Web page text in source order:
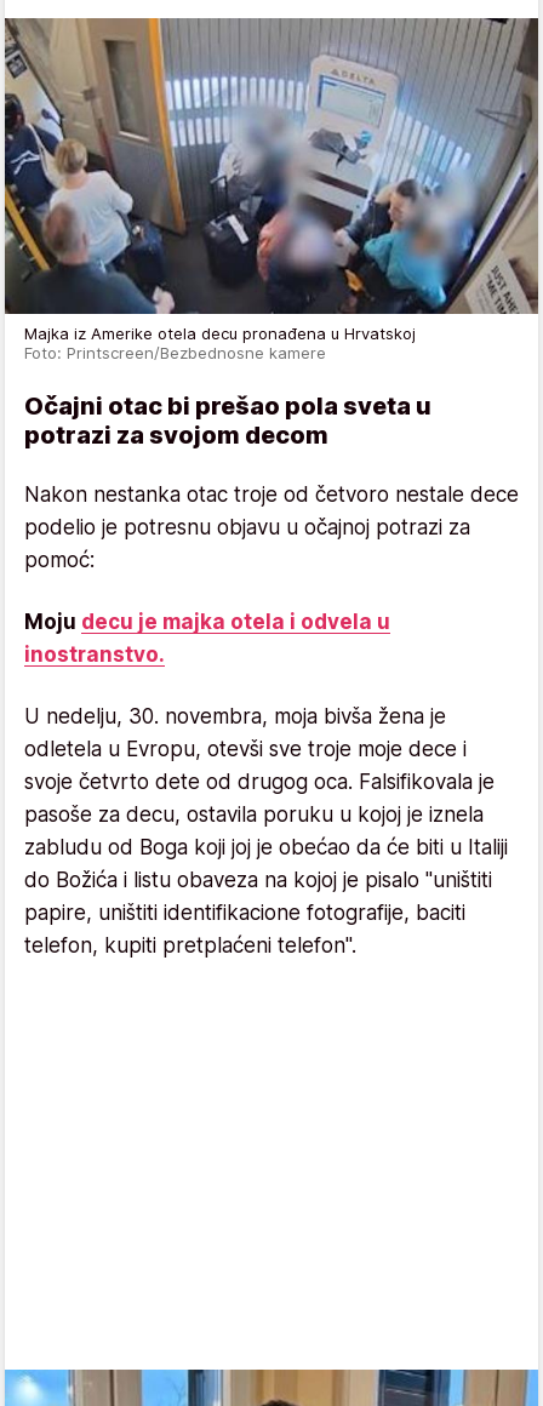
Majka iz Amerike otela decu pronađena u Hrvatskoj
Foto: Printscreen/Bezbednosne kamere
Očajni otac bi prešao pola sveta u
potrazi za svojom decom
Nakon nestanka otac troje od četvoro nestale dece
podelio je potresnu objavu u očajnoj potrazi za
pomoć:
Moju decu je majka otela i odvela u
inostranstvo.
U nedelju, 30. novembra, moja bivša žena je
odletela u Evropu, otevši sve troje moje dece i
svoje četvrto dete od drugog oca. Falsifikovala je
pasoše za decu, ostavila poruku u kojoj je iznela
zabludu od Boga koji joj je obećao da će biti u Italiji
do Božića i listu obaveza na kojoj je pisalo "uništiti
papire, uništiti identifikacione fotografije, baciti
telefon, kupiti pretplaćeni telefon".